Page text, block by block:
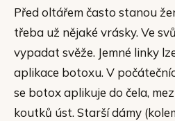
Před oltářem často stanou
třeba už nějaké vrásky. Ve
vypadat svěže. Jemné linky
aplikace botoxu. V
se botox aplikuje do čela,
koutků úst. Starší dámy